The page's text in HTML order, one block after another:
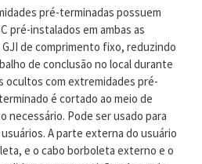
pré-terminadas possuem
pré-instalados em ambas as
de comprimento fixo, reduzindo
de conclusão no local durante
ocultos com extremidades pré-
é cortado ao meio de
necessário. Pode ser usado para
A parte externa do usuário
e o cabo borboleta externo e o